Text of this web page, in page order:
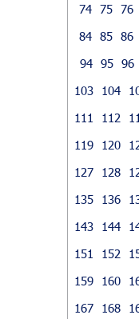
74 75 76
84 85 86
94 95 96
103
104
111
112
119
120
127
128
135
136
143
144
151
152
159
160
167
168